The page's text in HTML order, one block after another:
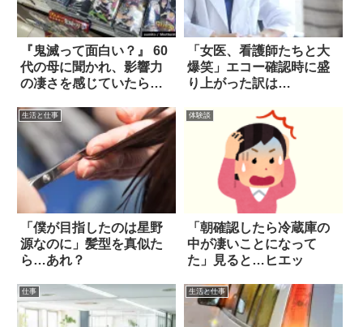
『鬼滅って面白い？』 60
代の母に聞かれ、影響力
の凄さを感じていたら…
「女医、看護師たちと大
爆笑」エコー確認時に盛
り上がった訳は…
生活と仕事
「僕が目指したのは星野
源なのに」髪型を真似た
ら…あれ？
体験談
「朝確認したら冷蔵庫の
中が凄いことになって
た」見ると…ヒエッ
仕事 生活と仕事